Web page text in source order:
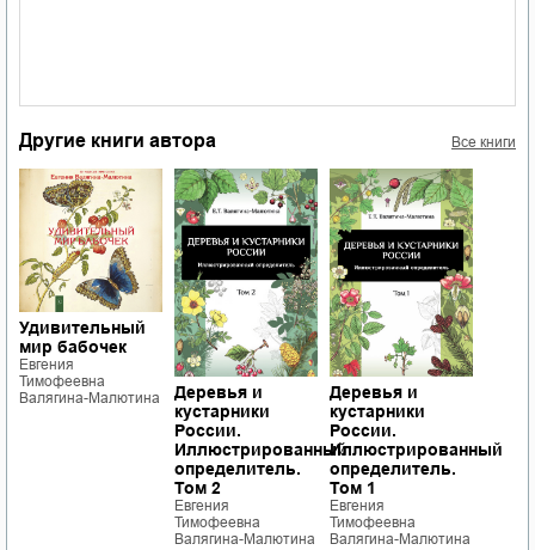
Другие книги автора Все книги
Удивительный
мир бабочек
Евгения
Тимофеевна
Валягина-Малютина
Деревья и
кустарники
России.
Иллюстрированный
определитель.
Том 2
Евгения
Тимофеевна
Валягина-Малютина
Деревья и
кустарники
России.
Иллюстрированный
определитель.
Том 1
Евгения
Тимофеевна
Валягина-Малютина